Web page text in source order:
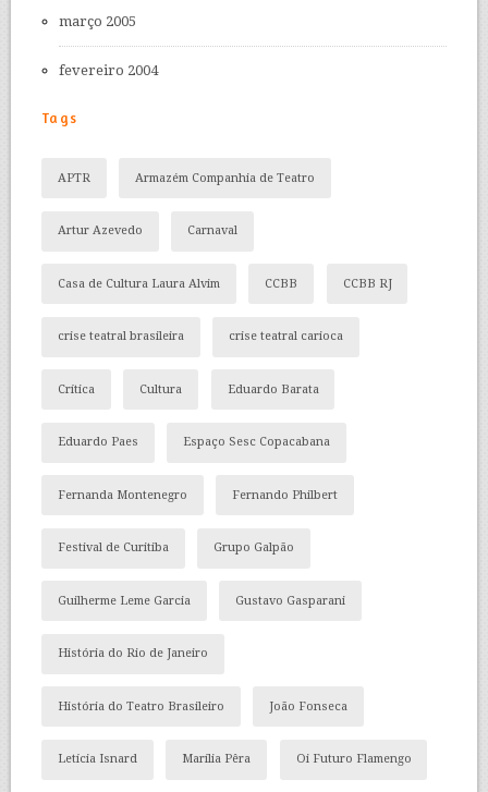
março 2005
fevereiro 2004
Tags
APTR Armazém Companhia de Teatro
Artur Azevedo Carnaval
Casa de Cultura Laura Alvim CCBB CCBB RJ
crise teatral brasileira crise teatral carioca
Crítica Cultura Eduardo Barata
Eduardo Paes Espaço Sesc Copacabana
Fernanda Montenegro Fernando Philbert
Festival de Curitiba Grupo Galpão
Guilherme Leme Garcia Gustavo Gasparani
História do Rio de Janeiro
História do Teatro Brasileiro João Fonseca
Letícia Isnard Marília Pêra Oi Futuro Flamengo